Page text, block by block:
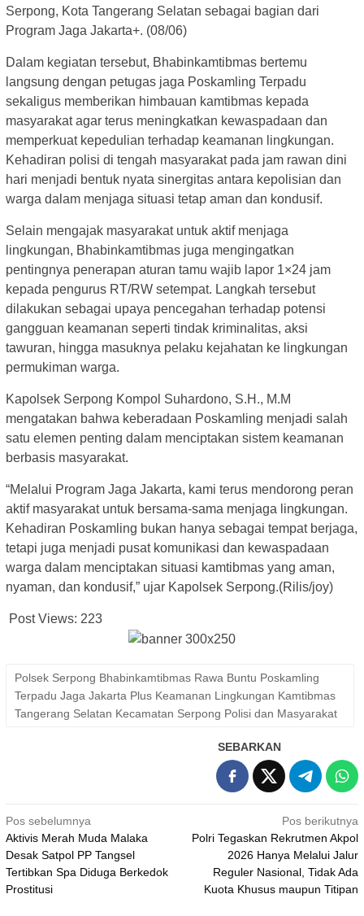
Serpong, Kota Tangerang Selatan sebagai bagian dari
Program Jaga Jakarta+. (08/06)
Dalam kegiatan tersebut, Bhabinkamtibmas bertemu
langsung dengan petugas jaga Poskamling Terpadu
sekaligus memberikan himbauan kamtibmas kepada
masyarakat agar terus meningkatkan kewaspadaan dan
memperkuat kepedulian terhadap keamanan lingkungan.
Kehadiran polisi di tengah masyarakat pada jam rawan dini
hari menjadi bentuk nyata sinergitas antara kepolisian dan
warga dalam menjaga situasi tetap aman dan kondusif.
Selain mengajak masyarakat untuk aktif menjaga
lingkungan, Bhabinkamtibmas juga mengingatkan
pentingnya penerapan aturan tamu wajib lapor 1×24 jam
kepada pengurus RT/RW setempat. Langkah tersebut
dilakukan sebagai upaya pencegahan terhadap potensi
gangguan keamanan seperti tindak kriminalitas, aksi
tawuran, hingga masuknya pelaku kejahatan ke lingkungan
permukiman warga.
Kapolsek Serpong Kompol Suhardono, S.H., M.M
mengatakan bahwa keberadaan Poskamling menjadi salah
satu elemen penting dalam menciptakan sistem keamanan
berbasis masyarakat.
“Melalui Program Jaga Jakarta, kami terus mendorong peran
aktif masyarakat untuk bersama-sama menjaga lingkungan.
Kehadiran Poskamling bukan hanya sebagai tempat berjaga,
tetapi juga menjadi pusat komunikasi dan kewaspadaan
warga dalam menciptakan situasi kamtibmas yang aman,
nyaman, dan kondusif,” ujar Kapolsek Serpong.(Rilis/joy)
Post Views: 223
Polsek Serpong Bhabinkamtibmas Rawa Buntu Poskamling
Terpadu Jaga Jakarta Plus Keamanan Lingkungan Kamtibmas
Tangerang Selatan Kecamatan Serpong Polisi dan Masyarakat
SEBARKAN
Navigasi
pos
Pos sebelumnya
Aktivis Merah Muda Malaka
Desak Satpol PP Tangsel
Tertibkan Spa Diduga Berkedok
Prostitusi
Pos berikutnya
Polri Tegaskan Rekrutmen Akpol
2026 Hanya Melalui Jalur
Reguler Nasional, Tidak Ada
Kuota Khusus maupun Titipan